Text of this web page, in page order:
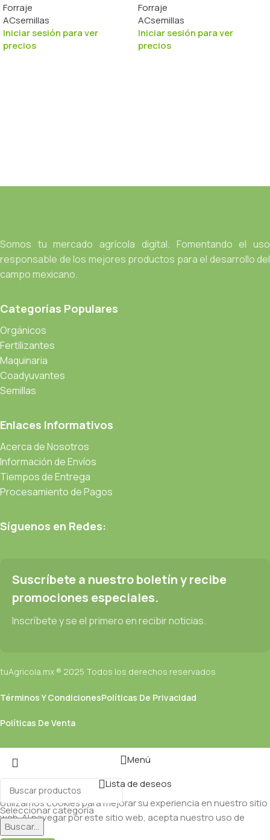
Forraje
ACsemillas
Iniciar sesión para ver
precios
Forraje
ACsemillas
Iniciar sesión para ver
precios
Somos tu mercado agrícola digital. Fomentando el uso
responsable de los mejores productos para el desarrollo del
campo mexicano.
Categorías Populares
Orgánicos
Fertilizantes
Maquinaria
Coadyuvantes
Semillas
Enlaces Informativos
Acerca de Nosotros
Información de Envíos
Tiempos de Entrega
Procesamiento de Pagos
Síguenos en Redes:
Suscríbete a nuestro boletín y recibe
promociones especiales.
Inscríbete y se el primero en recibir noticias.
tuAgricola.mx ® 2025 Todos los derechos reservados
Términos Y CondicionesPolíticas De Privacidad
Políticas De Venta
Seleccionar categoría
Buscar...
Menú
Lista de deseos
Utilizamos cookies para mejorar su experiencia en nuestro sitio
web. Al navegar por este sitio web, acepta nuestro uso de
cookies.